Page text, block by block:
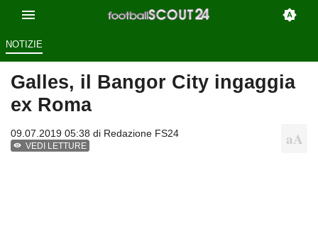
NOTIZIE
Galles, il Bangor City ingaggia
ex Roma
09.07.2019 05:38 di Redazione FS24
VEDI LETTURE